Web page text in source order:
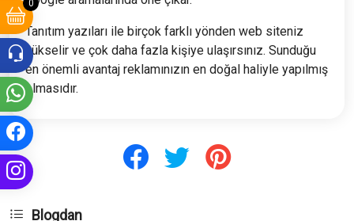
0
Tanıtım yazıları ile birçok farklı yönden web siteniz
yükselir ve çok daha fazla kişiye ulaşırsınız. Sunduğu
en önemli avantaj reklamınızın en doğal haliyle yapılmış
olmasıdır.
Blogdan